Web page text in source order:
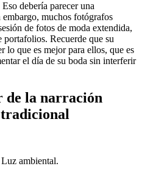
debería parecer una
muchos fotógrafos
de fotos de moda extendida,
Recuerde que su
lo que es mejor para ellos, que es
el día de su boda sin interferir
de la narración
ambiental.